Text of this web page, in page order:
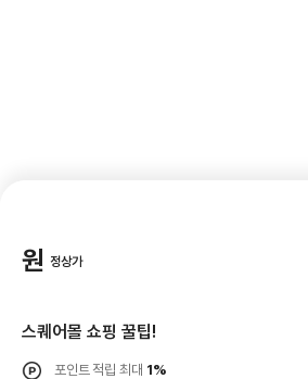
원 정상가
스퀘어몰 쇼핑 꿀팁!
포인트 적립 최대 1%